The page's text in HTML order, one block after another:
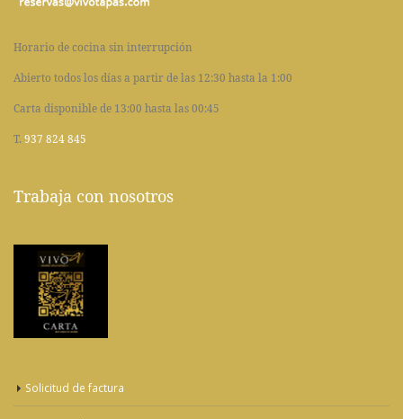
Horario de cocina sin interrupción
Abierto todos los días a partir de las 12:30 hasta la 1:00
Carta disponible de 13:00 hasta las 00:45
T. 937 824 845
Trabaja con nosotros
Solicitud de factura